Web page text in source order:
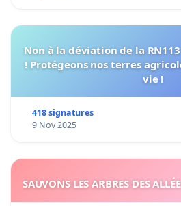
Non à la déviation de la
! Protégeons nos terres
vie !
418 signatures
9 Nov 2025
SAUVONS LES ARBRES DES